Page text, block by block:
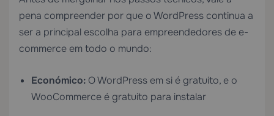
pena compreender por que o WordPress continua a
ser a principal escolha para empreendedores de e-
commerce em todo o mundo:
Económico: O WordPress em si é gratuito, e o
WooCommerce é gratuito para instalar